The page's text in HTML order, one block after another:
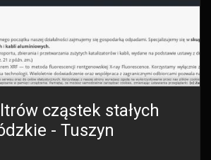
cząstek stałych
- Tuszyn